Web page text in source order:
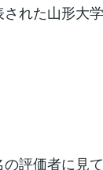
れた山形大
評価者に見